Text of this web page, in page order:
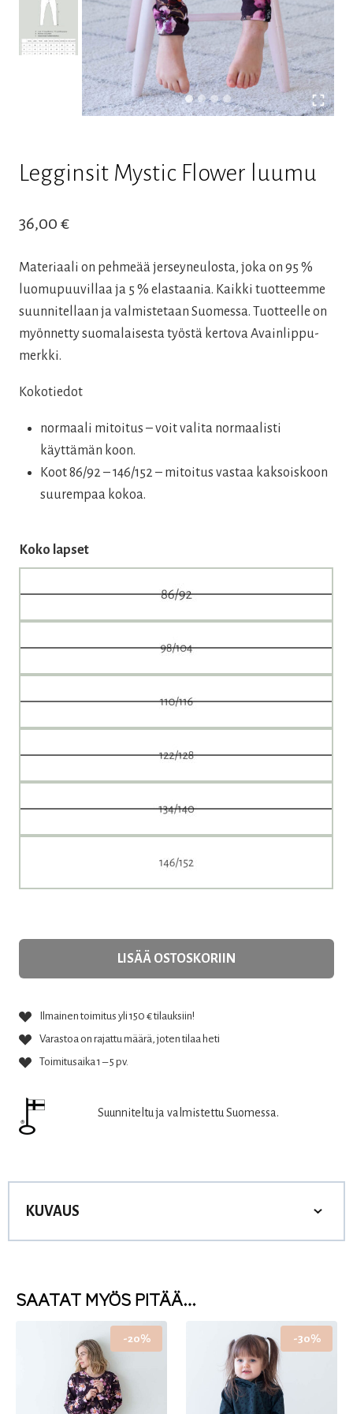
Legginsit Mystic Flower luumu
36,00 €
Materiaali on pehmeää jerseyneulosta, joka on 95 %
luomupuuvillaa ja 5 % elastaania. Kaikki tuotteemme
suunnitellaan ja valmistetaan Suomessa. Tuotteelle on
myönnetty suomalaisesta työstä kertova Avainlippu-
merkki.
Kokotiedot
normaali mitoitus – voit valita normaalisti
käyttämän koon.
Koot 86/92 – 146/152 – mitoitus vastaa kaksoiskoon
suurempaa kokoa.
Koko lapset
LISÄÄ OSTOSKORIIN
Ilmainen toimitus yli 150 € tilauksiin!
Varastoa on rajattu määrä, joten tilaa heti
Toimitusaika 1 – 5 pv.
Suunniteltu ja valmistettu Suomessa.
KUVAUS
SAATAT MYÖS PITÄÄ…
-20% -30%